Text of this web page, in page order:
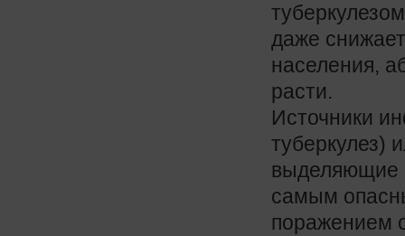
даже
населения,
расти.
Источники
туберкулез)
выделяющие
самым
поражением